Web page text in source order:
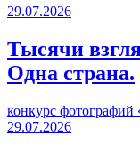
29.07.2026
Тысячи
Одна страна.
конкурс фотографий
29.07.2026